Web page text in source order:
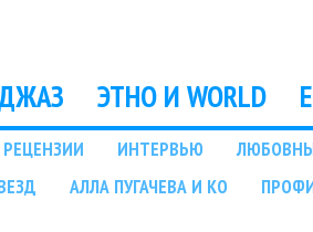
ЭТНО И WORLD
РЕЦЕНЗИИ ИНТЕРВЬЮ
АЛЛА ПУГАЧЕВА И КО